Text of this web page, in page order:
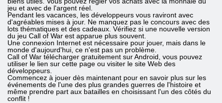
jeu et avec de l'argent réel.
Pendant les vacances, les développeurs vous raviront avec
d'agréables mises à jour. Ne manquez pas le concours avec des
lots thématiques et des cadeaux. Vérifiez si une nouvelle version
du jeu Call of War est apparue plus souvent.
Une connexion Internet est nécessaire pour jouer, mais dans le
monde d'aujourd'hui, ce n'est pas un problème.
Call of War télécharger gratuitement sur Android, vous pouvez
utiliser le lien sur cette page ou visiter le site Web des
développeurs.
Commencez à jouer dès maintenant pour en savoir plus sur les
événements de l'une des plus grandes guerres de l'histoire et
même prendre part aux batailles en choisissant l'un des côtés du
conflit !